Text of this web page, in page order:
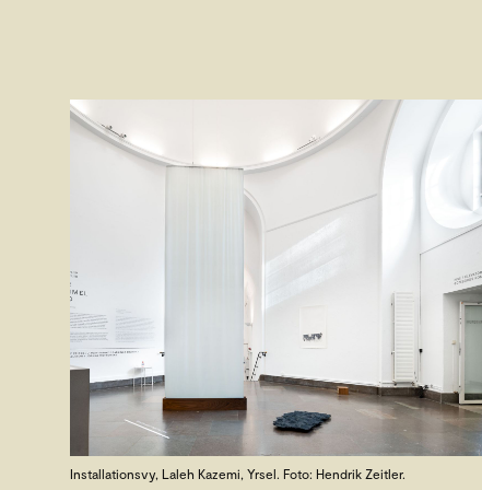
Installationsvy, Laleh Kazemi, Yrsel. Foto: Hendrik Zeitler.